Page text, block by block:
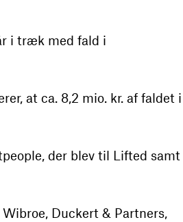
i træk med fald i
at ca. 8,2 mio. kr. af faldet i
der blev til Lifted samt
Duckert & Partners,